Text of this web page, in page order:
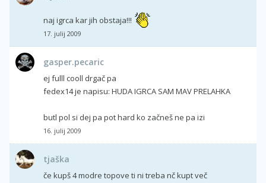
naj igrca kar jih obstaja!!!
17. julij 2009
gasper.pecaric
ej fulll cooll drgač pa
fedex14 je napisu: HUDA IGRCA SAM MAV PRELAHKA
butl pol si dej pa pot hard ko začneš ne pa izi
16. julij 2009
tjaška
če kupš 4 modre topove ti ni treba nč kupt več